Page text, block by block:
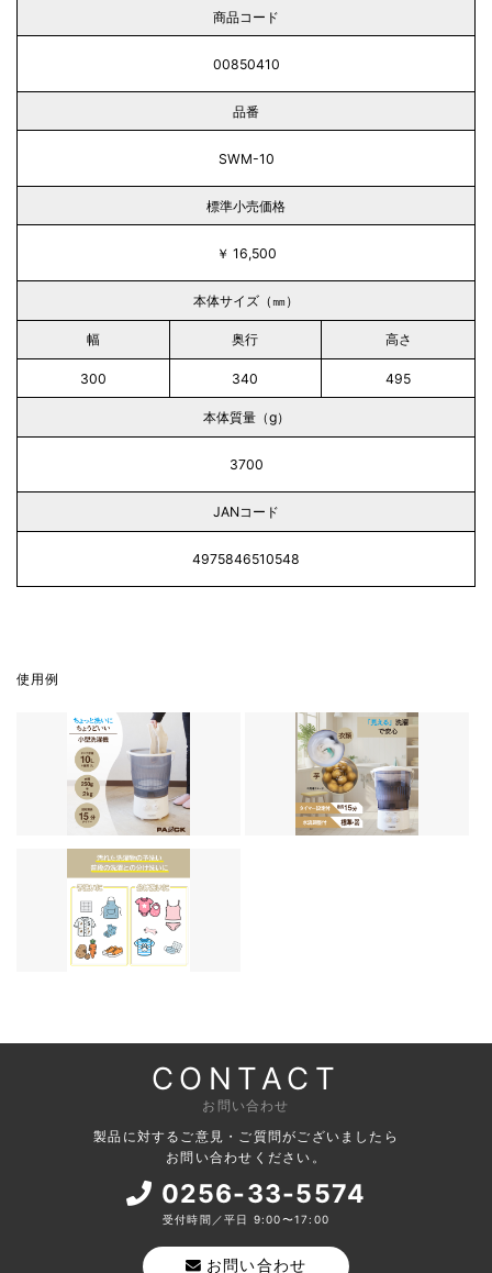
商品コード
00850410
品番
SWM-10
標準小売価格
￥ 16,500
本体サイズ（㎜）
幅 奥行 高さ
300 340 495
本体質量（g）
3700
JANコード
4975846510548
使用例
CONTACT
お問い合わせ
製品に対するご意見・ご質問がございましたら
お問い合わせください。
0256-33-5574
受付時間／平日 9:00〜17:00
お問い合わせ